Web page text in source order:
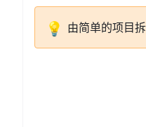
💡 由简单的项目